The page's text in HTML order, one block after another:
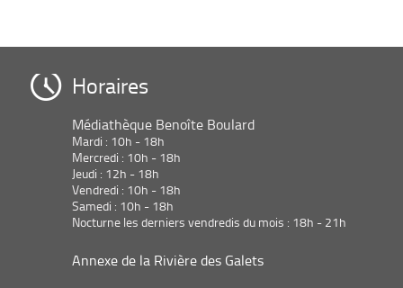
Horaires
Médiathèque Benoîte Boulard
Mardi : 10h - 18h
Mercredi : 10h - 18h
Jeudi : 12h - 18h
Vendredi : 10h - 18h
Samedi : 10h - 18h
Nocturne les derniers vendredis du mois : 18h - 21h
Annexe de la Rivière des Galets